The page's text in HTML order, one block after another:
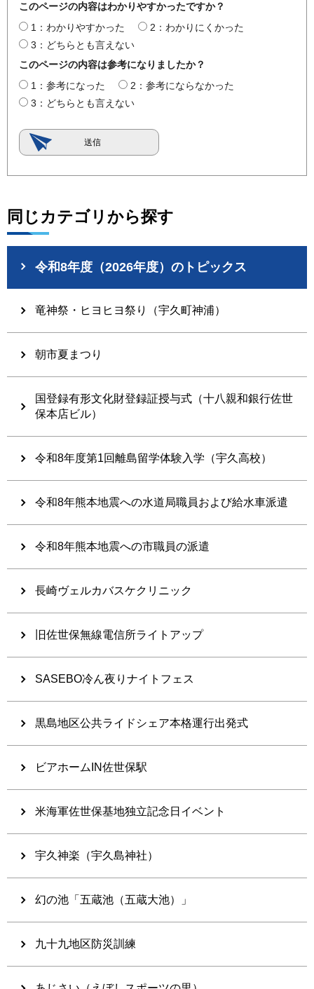
このページの内容はわかりやすかったですか？
1：わかりやすかった
2：わかりにくかった
3：どちらとも言えない
このページの内容は参考になりましたか？
1：参考になった
2：参考にならなかった
3：どちらとも言えない
同じカテゴリから探す
令和8年度（2026年度）のトピックス
竜神祭・ヒヨヒヨ祭り（宇久町神浦）
朝市夏まつり
国登録有形文化財登録証授与式（十八親和銀行佐世
保本店ビル）
令和8年度第1回離島留学体験入学（宇久高校）
令和8年熊本地震への水道局職員および給水車派遣
令和8年熊本地震への市職員の派遣
長崎ヴェルカバスケクリニック
旧佐世保無線電信所ライトアップ
SASEBO冷ん夜りナイトフェス
黒島地区公共ライドシェア本格運行出発式
ビアホームIN佐世保駅
米海軍佐世保基地独立記念日イベント
宇久神楽（宇久島神社）
幻の池「五蔵池（五蔵大池）」
九十九地区防災訓練